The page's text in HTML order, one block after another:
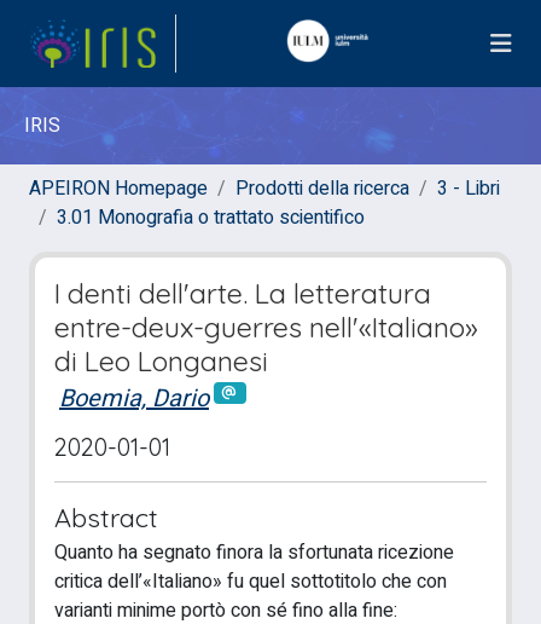
IRIS
APEIRON Homepage Prodotti della ricerca
3 - Libri
3.01 Monografia o trattato scientifico
I denti dell'arte. La letteratura
entre-deux-guerres nell'«Italiano»
di Leo Longanesi
Boemia, Dario
2020-01-01
Abstract
Quanto ha segnato finora la sfortunata ricezione
critica dell’«Italiano» fu quel sottotitolo che con
varianti minime portò con sé fino alla fine: